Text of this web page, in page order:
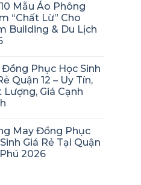
Mẫu Áo Phông
“Chất Lừ” Cho
Building & Du Lịch
Đồng Phục Học Sinh
Quận 12 – Uy Tín,
Lượng, Giá Cạnh
May Đồng Phục
Giá Rẻ Tại Quận
2026